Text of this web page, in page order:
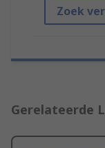
Zoek
Gerelateerde